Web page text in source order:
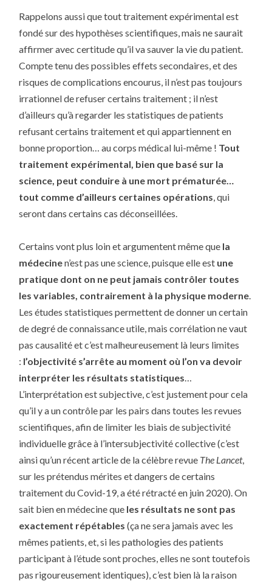
Rappelons aussi que tout traitement expérimental est
fondé sur des hypothèses scientifiques, mais ne saurait
affirmer avec certitude qu’il va sauver la vie du patient.
Compte tenu des possibles effets secondaires, et des
risques de complications encourus, il n’est pas toujours
irrationnel de refuser certains traitement ; il n’est
d’ailleurs qu’à regarder les statistiques de patients
refusant certains traitement et qui appartiennent en
bonne proportion… au corps médical lui-même ! Tout
traitement expérimental, bien que basé sur la
science, peut conduire à une mort prématurée…
tout comme d’ailleurs certaines opérations , qui
seront dans certains cas déconseillées.
Certains vont plus loin et argumentent même que la
médecinen’est pas une science, puisque elle est une
pratique dont on ne peut jamais contrôler toutes
les variables, contrairement à la physique moderne
Les études statistiques permettent de donner un certain
de degré de connaissance utile, mais corrélation ne vaut
pas causalité et c’est malheureusement là leurs limites
: l’objectivité s’arrête au moment où l’on va devoir
interpréter les résultats statistiques
L’interprétation est subjective, c’est justement pour cela
qu’il y a un contrôle par les pairs dans toutes les revues
scientifiques, afin de limiter les biais de subjectivité
individuelle grâce à l’intersubjectivité collective (c’est
ainsi qu’un récent article de la célèbre revue The Lancet,
sur les prétendus mérites et dangers de certains
traitement du Covid-19, a été rétracté en juin 2020). On
sait bien en médecine que les résultats ne sont pas
exactement répétables (ça ne sera jamais avec les
mêmes patients, et, si les pathologies des patients
participant à l’étude sont proches, elles ne sont toutefois
pas rigoureusement identiques), c’est bien là la raison